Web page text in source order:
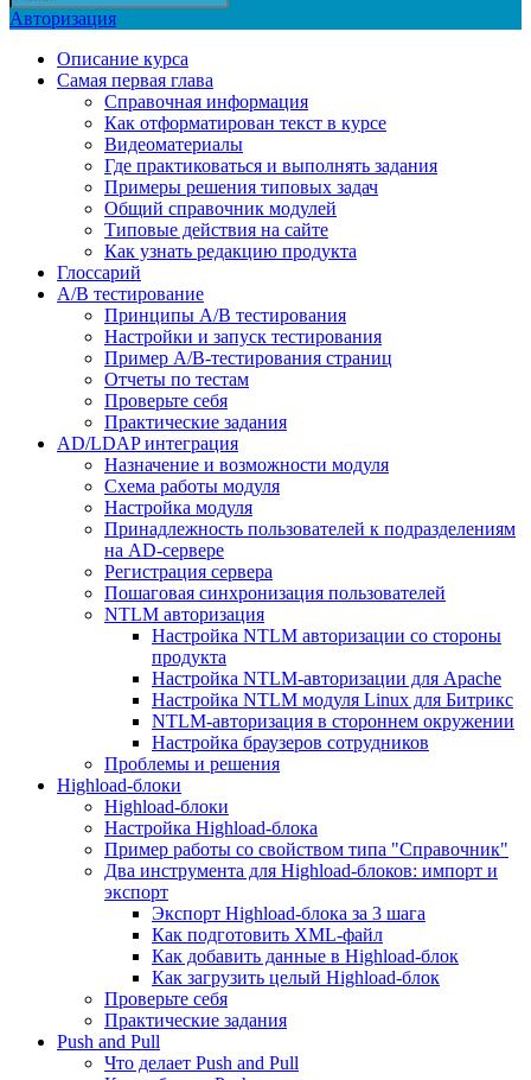
Авторизация
Описание курса
Самая первая глава
Справочная информация
Как отформатирован текст в курсе
Видеоматериалы
Где практиковаться и выполнять задания
Примеры решения типовых задач
Общий справочник модулей
Типовые действия на сайте
Как узнать редакцию продукта
Глоссарий
A/B тестирование
Принципы A/B тестирования
Настройки и запуск тестирования
Пример A/B-тестирования страниц
Отчеты по тестам
Проверьте себя
Практические задания
AD/LDAP интеграция
Назначение и возможности модуля
Схема работы модуля
Настройка модуля
Принадлежность пользователей к подразделениям
на AD-сервере
Регистрация сервера
Пошаговая синхронизация пользователей
NTLM авторизация
Настройка NTLM авторизации со стороны
продукта
Настройка NTLM-авторизации для Apache
Настройка NTLM модуля Linux для Битрикс
NTLM-авторизация в стороннем окружении
Настройка браузеров сотрудников
Проблемы и решения
Highload-блоки
Highload-блоки
Настройка Highload-блока
Пример работы со свойством типа "Справочник"
Два инструмента для Highload-блоков: импорт и
экспорт
Экспорт Highload-блока за 3 шага
Как подготовить XML-файл
Как добавить данные в Highload-блок
Как загрузить целый Highload-блок
Проверьте себя
Практические задания
Push and Pull
Что делает Push and Pull